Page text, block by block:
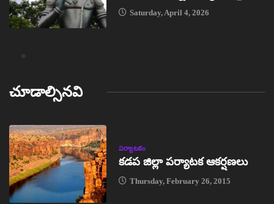
Saturday, April 4, 2026
చూడాల్సినవి
పర్యాటకం
కడప జిల్లా పర్యాటక ఆకర్షణలు
Thursday, February 26, 2015